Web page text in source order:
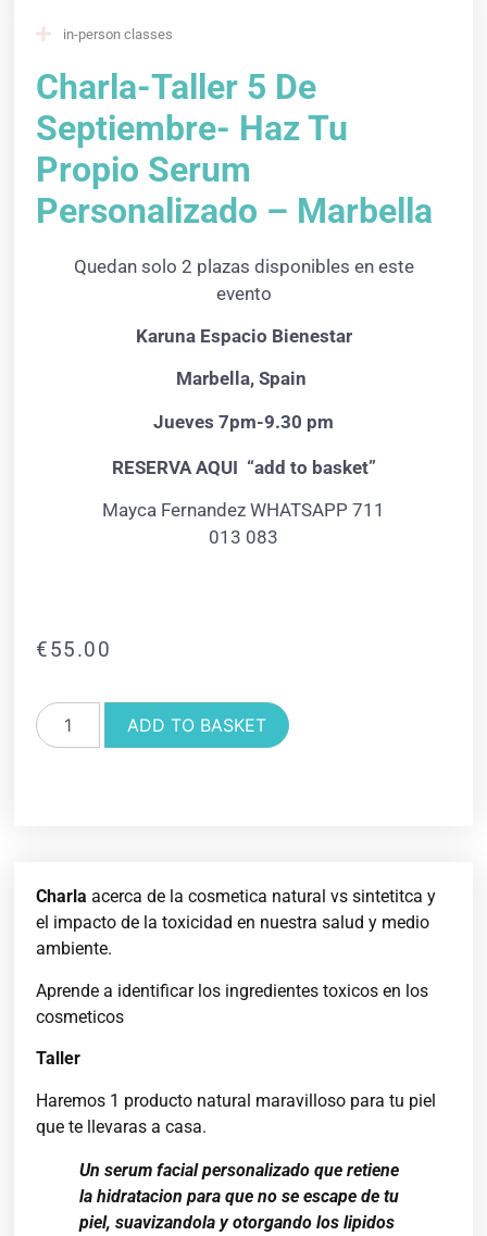
in-person classes
Charla-Taller 5 De
Septiembre- Haz Tu
Propio Serum
Personalizado – Marbella
Quedan solo 2 plazas disponibles en este
evento
Karuna Espacio Bienestar
Marbella, Spain
Jueves 7pm-9.30 pm
RESERVA AQUI “add to basket”
Mayca Fernandez WHATSAPP 711
013 083
€55.00
ADD TO BASKET
Charla acerca de la cosmetica natural vs sintetitca y
el impacto de la toxicidad en nuestra salud y medio
ambiente.
Aprende a identificar los ingredientes toxicos en los
cosmeticos
Taller
Haremos 1 producto natural maravilloso para tu piel
que te llevaras a casa.
Un serum facial personalizado que retiene
la hidratacion para que no se escape de tu
piel, suavizandola y otorgando los lipidos